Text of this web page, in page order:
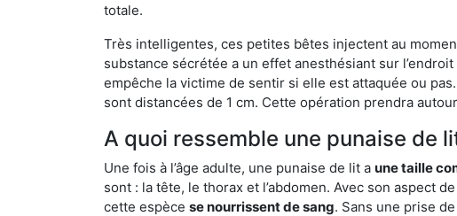
totale.
Très intelligentes, ces petites bêtes injectent au
substance sécrétée a un effet anesthésiant sur
empêche la victime de sentir si elle est attaquée ou
sont distancées de 1 cm. Cette opération prendra
A quoi ressemble une punaise de
Une fois à l’âge adulte, une punaise de lit a une taille
sont : la tête, le thorax et l’abdomen. Avec son aspect
cette espèce se nourrissent de sang. Sans une prise